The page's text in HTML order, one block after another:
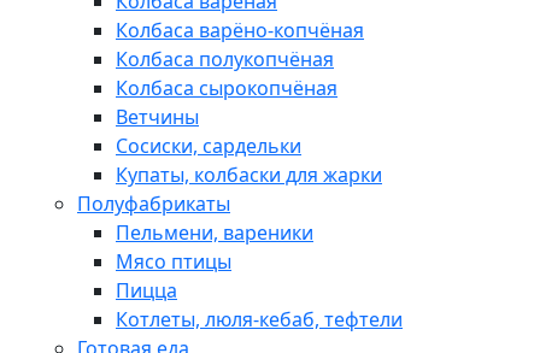
Колбаса варёно-копчёная
Колбаса полукопчёная
Колбаса сырокопчёная
Ветчины
Сосиски, сардельки
Купаты, колбаски для жарки
Полуфабрикаты
Пельмени, вареники
Мясо птицы
Пицца
Котлеты, люля-кебаб, тефтели
Готовая еда